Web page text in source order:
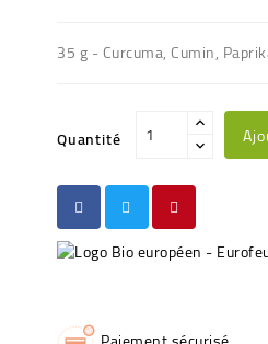
35 g - Curcuma, Cumin,
Quantité